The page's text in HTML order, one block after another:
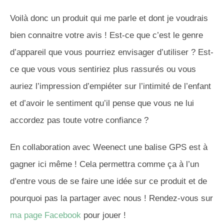
Voilà donc un produit qui me parle et dont je voudrais
bien connaitre votre avis ! Est-ce que c’est le genre
d’appareil que vous pourriez envisager d’utiliser ? Est-
ce que vous vous sentiriez plus rassurés ou vous
auriez l’impression d’empiéter sur l’intimité de l’enfant
et d’avoir le sentiment qu’il pense que vous ne lui
accordez pas toute votre confiance ?
En collaboration avec Weenect une balise GPS est à
gagner ici même ! Cela permettra comme ça à l’un
d’entre vous de se faire une idée sur ce produit et de
pourquoi pas la partager avec nous ! Rendez-vous sur
ma page Facebook pour jouer !